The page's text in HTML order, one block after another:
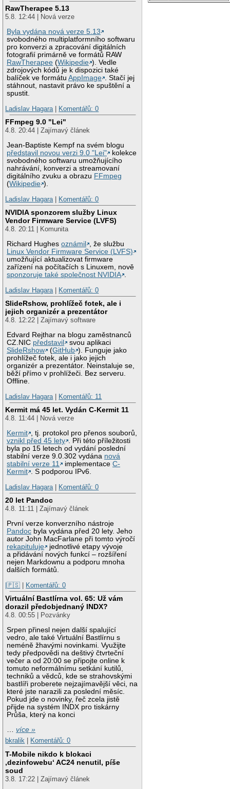
RawTherapee 5.13
5.8. 12:44 | Nová verze
Byla vydána nová verze 5.13
svobodného multiplatformního softwaru
pro konverzi a zpracování digitálních
fotografií primárně ve formátů RAW
RawTherapee (Wikipedie ). Vedle
zdrojových kódů je k dispozici také
balíček ve formátuAppImage . Stačí jej
stáhnout, nastavit právo ke spuštění a
spustit.
Ladislav Hagara
Komentářů: 0
FFmpeg 9.0 "Lei"
4.8. 20:44 | Zajímavý článek
Jean-Baptiste Kempf na svém blogu
představil novou verzi 9.0 "Lei"
kolekce
svobodného softwaru umožňujícího
nahrávání, konverzi a streamovaní
digitálního zvuku a obrazu FFmpeg
(Wikipedie ).
Ladislav Hagara
Komentářů: 0
NVIDIA sponzorem služby Linux
Vendor Firmware Service (LVFS)
4.8. 20:11 | Komunita
Richard Hughesoznámil
, že službu
Linux Vendor Firmware Service (LVFS)
umožňující aktualizovat firmware
zařízení na počítačích s Linuxem, nově
sponzoruje také společnost NVIDIA .
Ladislav Hagara | Komentářů: 0
SlideRshow, prohlížeč fotek, ale i
jejich organizér a prezentátor
4.8. 12:22 | Zajímavý software
Edvard Rejthar na blogu zaměstnanců
CZ.NIC představil
svou aplikaci
SlideRshow
(GitHub ). Funguje jako
prohlížeč fotek, ale i jako jejich
organizér a prezentátor. Neinstaluje se,
běží přímo v prohlížeči. Bez serveru.
Offline.
Ladislav Hagara | Komentářů: 11
Kermit má 45 let. Vydán C-Kermit 11
4.8. 11:44 | Nová verze
Kermit , tj. protokol pro přenos souborů,
vznikl před 45 lety . Při této příležitosti
byla po 15 letech od vydání poslední
stabilní verze 9.0.302 vydána nová
stabilní verze 11
implementaceC-
Kermit . S podporou IPv6.
Ladislav Hagara | Komentářů: 0
20 let Pandoc
4.8. 11:11 | Zajímavý článek
První verze konverzního nástroje
Pandoc byla vydána před 20 lety. Jeho
autor John MacFarlane při tomto výročí
rekapituluje
jednotlivé etapy vývoje
a přidávání nových funkcí – rozšíření
nejen Markdownu a podporu mnoha
dalších formátů.
|🇵🇸 | Komentářů: 0
Virtuální Bastlírna vol. 65: Už vám
dorazil předobjednaný INDX?
4.8. 00:55 | Pozvánky
Srpen přinesl nejen další spalující
vedro, ale také Virtuální Bastlírnu s
neméně žhavými novinkami. Využijte
tedy předpovědi na deštivý čtvrteční
večer a od 20:00 se připojte online k
tomuto neformálnímu setkání kutilů,
techniků a vědců, kde se strahovskými
bastlíři proberete nejzajímavější věci, na
které jste narazili za poslední měsíc.
Pokud jde o novinky, řeč zcela jistě
přijde na systém INDX pro tiskárny
Průša, který na konci
…více »
bkralik
Komentářů: 0
T-Mobile nikdo k blokaci
‚dezinfowebu‘ AC24 nenutil, píše
soud
3.8. 17:22 | Zajímavý článek